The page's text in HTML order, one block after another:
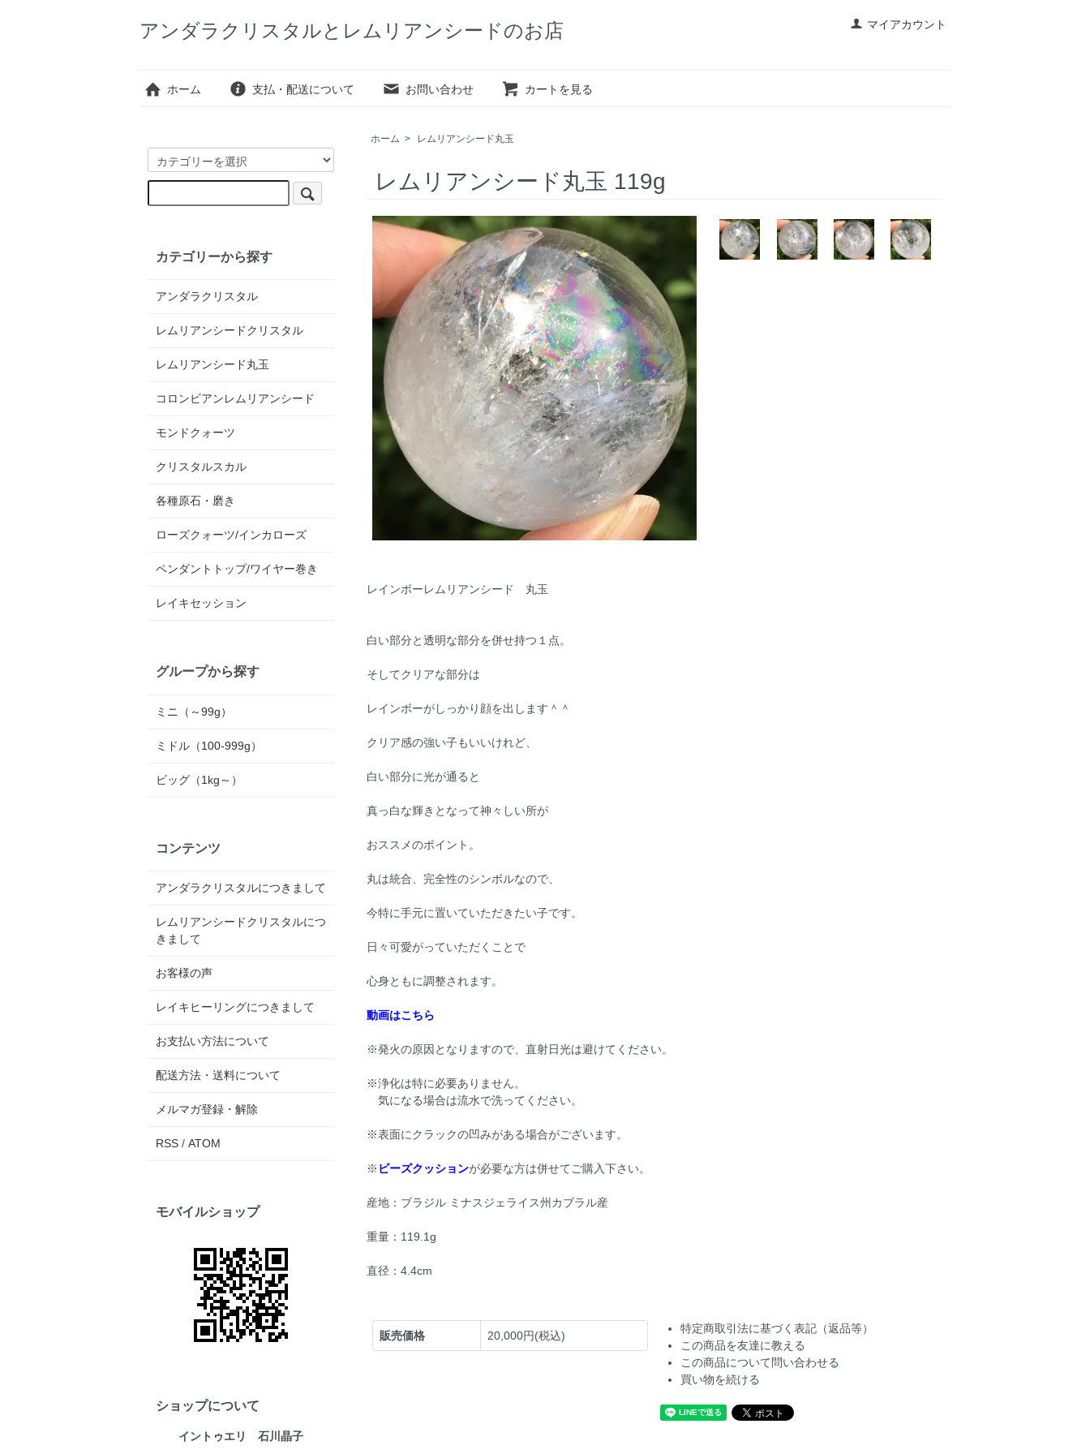
マイアカウント
アンダラクリスタルとレムリアンシードのお店
ホーム 支払・配送について お問い合わせ カートを見る
ホーム > レムリアンシード丸玉
レムリアンシード丸玉 119g
レインボーレムリアンシード 丸玉
白い部分と透明な部分を併せ持つ１点。
そしてクリアな部分は
レインボーがしっかり顔を出します＾＾
クリア感の強い子もいいけれど、
白い部分に光が通ると
真っ白な輝きとなって神々しい所が
おススメのポイント。
丸は統合、完全性のシンボルなので、
今特に手元に置いていただきたい子です。
日々可愛がっていただくことで
心身ともに調整されます。
動画はこちら
※発火の原因となりますので、直射日光は避けてください。
※浄化は特に必要ありません。
気になる場合は流水で洗ってください。
※表面にクラックの凹みがある場合がございます。
※ ビーズクッションが必要な方は併せてご購入下さい。
産地：ブラジル ミナスジェライス州カブラル産
重量：119.1g
直径：4.4cm
販売価格 20,000円(税込)
特定商取引法に基づく表記（返品等）
この商品を友達に教える
この商品について問い合わせる
買い物を続ける
カテゴリーから探す
アンダラクリスタル
レムリアンシードクリスタル
レムリアンシード丸玉
コロンビアンレムリアンシード
モンドクォーツ
クリスタルスカル
各種原石・磨き
ローズクォーツ/インカローズ
ペンダントトップ/ワイヤー巻き
レイキセッション
グループから探す
ミニ（～99g）
ミドル（100-999g）
ビッグ（1kg～）
コンテンツ
アンダラクリスタルにつきまして
レムリアンシードクリスタルにつ
きまして
お客様の声
レイキヒーリングにつきまして
お支払い方法について
配送方法・送料について
メルマガ登録・解除
RSS / ATOM
モバイルショップ
ショップについて
イントゥエリ 石川晶子